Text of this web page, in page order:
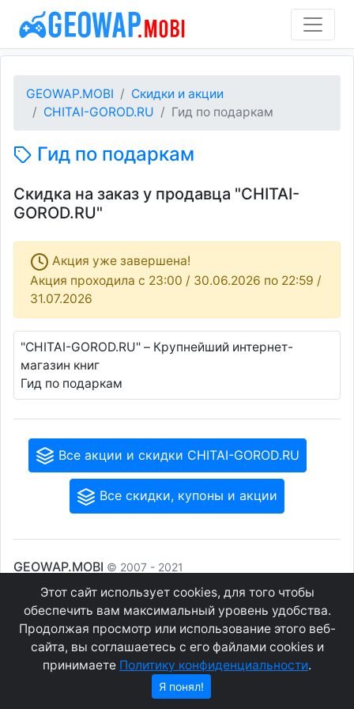
GEOWAP.MOBI
Скидки и акции
CHITAI-GOROD.RU
Гид по подаркам
Гид по подаркам
Скидка на заказ у продавца "CHITAI-
GOROD.RU"
Акция уже завершена!
Акция проходила c 23:00 / 30.06.2026 по 22:59 /
31.07.2026
"CHITAI-GOROD.RU" – Крупнейший интернет-
магазин книг
Гид по подаркам
Все акции и скидки CHITAI-GOROD.RU
Все скидки, купоны и акции
GEOWAP.MOBI © 2007 - 2021
Соглашение
Конфиденциальность
О сайте
Контакты
Этот сайт использует cookies, для того чтобы
обеспечить вам максимальный уровень удобства.
Продолжая просмотр или использование этого веб-
сайта, вы соглашаетесь с его файлами cookies и
принимаете Политику конфиденциальности.
Я понял!